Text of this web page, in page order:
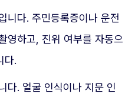
니다. 주민등록증이나 운전
영하고, 진위 여부를 자동으
다.
다. 얼굴 인식이나 지문 인